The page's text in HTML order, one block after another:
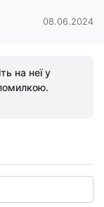
08.06.2024
на неї у